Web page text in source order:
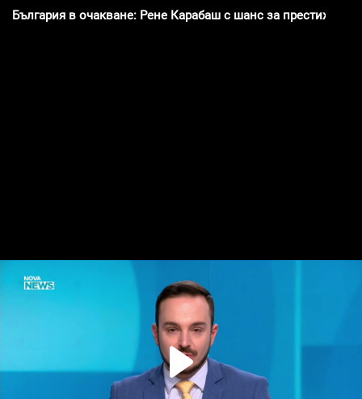
България в очакване: Рене Карабаш с шанс за престижната